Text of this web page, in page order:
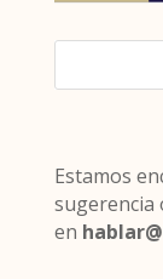
Estamos
sugerencia
en